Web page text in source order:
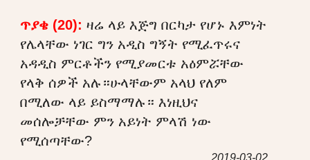
ጥያቄ (20): ዛሬ ላይ እጅግ በርካታ የሆኑ እምነት
የሌላቸው ነገር ግን አዲስ ግኝት የሚፈጥሩና
አዳዲስ ምርቶችን የሚያመርቱ አዕምሯቸው
የላቅ ሰዎች አሉ።ሁላቸውም አላህ የለም
በሚለው ላይ ይስማማሉ። እነዚህና
መሰሎቻቸው ምን አይነት ምላሽ ነው
የሚሰጣቸው?
2019-03-02